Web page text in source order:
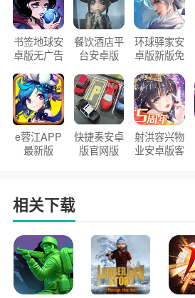
书签地球安
卓版无广告
餐饮酒店平
台安卓版
环球驿家安
卓版新版免
e蓉江APP
最新版
快捷奏安卓
版官网版
射洪容兴物
业安卓版客
相关下载